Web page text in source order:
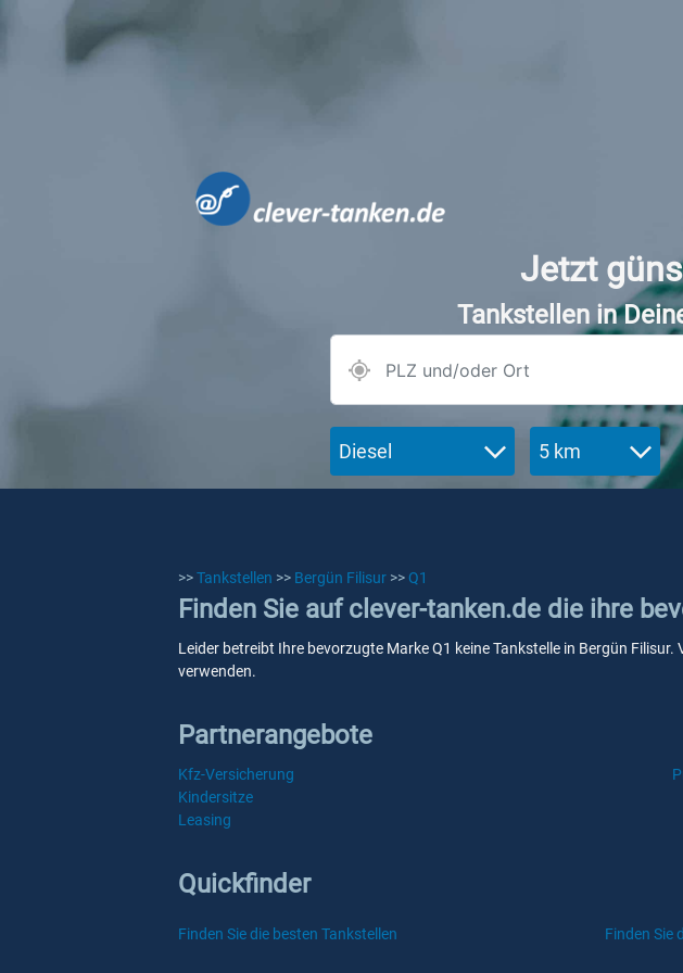
Jetzt
Tankstellen in
Diesel 5 km
>>Tankstellen >> Bergün Filisur >> Q1
Finden Sie auf clever-tanken.de die ihre
Leider betreibt Ihre bevorzugte Marke Q1 keine Tankstelle in Bergün
verwenden.
Partnerangebote
Kfz-Versicherung
Kindersitze
Leasing
Quickfinder
Finden Sie die besten Tankstellen Finden Sie